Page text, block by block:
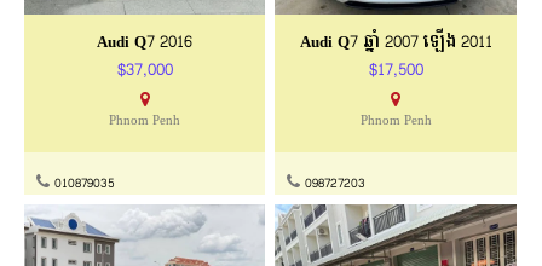
Audi Q7 2016
$37,000
Phnom Penh
010879035
Audi Q7 ឆ្នាំ 2007 ឡើង 2011
$17,500
Phnom Penh
098727203